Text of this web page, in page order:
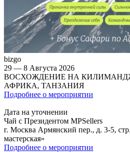
bizgo
29 — 8 Августа 2026
ВОСХОЖДЕНИЕ НА
АФРИКА, ТАНЗАНИЯ
Подробнее о мероприятии
Дата на уточнении
Чай с Президентом MPSellers
г. Москва Армянский пер., д. 3-5,
мастерская»
Подробнее о мероприятии